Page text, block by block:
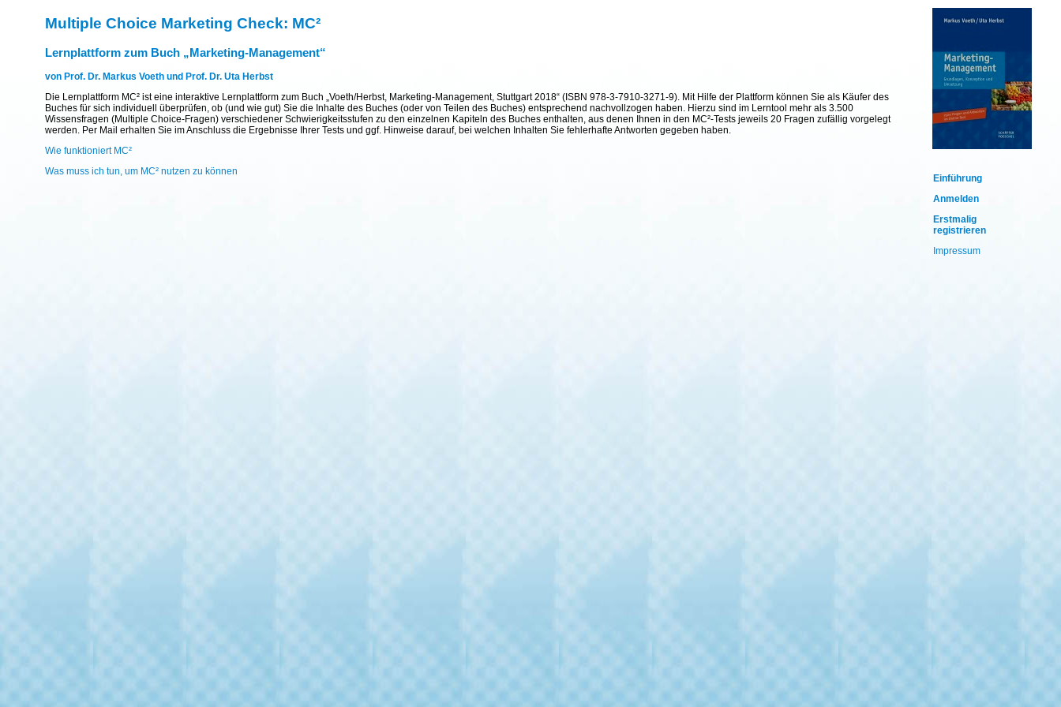
Einführung
Anmelden
Erstmalig
registrieren
Impressum
Multiple Choice Marketing Check: MC²
Lernplattform zum Buch „Marketing-Management“
von Prof. Dr. Markus Voeth und Prof. Dr. Uta Herbst
Die Lernplattform MC² ist eine interaktive Lernplattform zum Buch „Voeth/Herbst, Marketing-Management, Stuttgart 2018“ (ISBN 978-3-7910-3271-9). Mit Hilfe der Plattform können Sie als Käufer des
Buches für sich individuell überprüfen, ob (und wie gut) Sie die Inhalte des Buches (oder von Teilen des Buches) entsprechend nachvollzogen haben. Hierzu sind im Lerntool mehr als 3.500
Wissensfragen (Multiple Choice-Fragen) verschiedener Schwierigkeitsstufen zu den einzelnen Kapiteln des Buches enthalten, aus denen Ihnen in den MC²-Tests jeweils 20 Fragen zufällig vorgelegt
werden. Per Mail erhalten Sie im Anschluss die Ergebnisse Ihrer Tests und ggf. Hinweise darauf, bei welchen Inhalten Sie fehlerhafte Antworten gegeben haben.
Wie funktioniert MC²
Was muss ich tun, um MC² nutzen zu können